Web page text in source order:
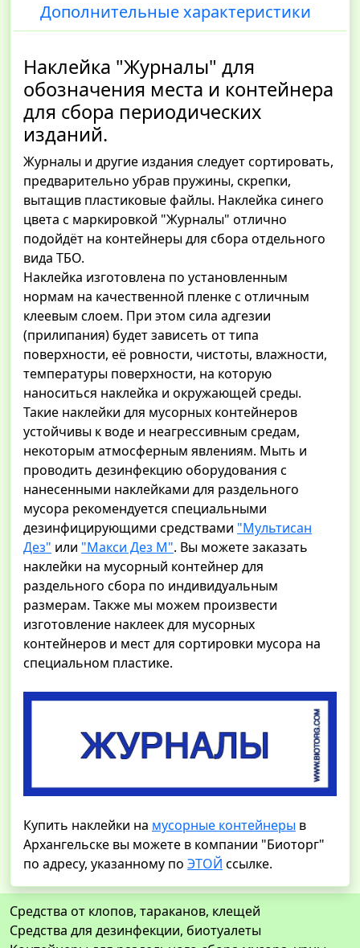
Дополнительные характеристики
Наклейка "Журналы" для
обозначения места и контейнера
для сбора периодических
изданий.
Журналы и другие издания следует сортировать,
предварительно убрав пружины, скрепки,
вытащив пластиковые файлы. Наклейка синего
цвета с маркировкой "Журналы" отлично
подойдёт на контейнеры для сбора отдельного
вида ТБО.
Наклейка изготовлена по установленным
нормам на качественной пленке с отличным
клеевым слоем. При этом сила адгезии
(прилипания) будет зависеть от типа
поверхности, её ровности, чистоты, влажности,
температуры поверхности, на которую
наноситься наклейка и окружающей среды.
Такие наклейки для мусорных контейнеров
устойчивы к воде и неагрессивным средам,
некоторым атмосферным явлениям. Мыть и
проводить дезинфекцию оборудования с
нанесенными наклейками для раздельного
мусора рекомендуется специальными
дезинфицирующими средствами "Мультисан
Дез" или "Макси Дез М". Вы можете заказать
наклейки на мусорный контейнер для
раздельного сбора по индивидуальным
размерам. Также мы можем произвести
изготовление наклеек для мусорных
контейнеров и мест для сортировки мусора на
специальном пластике.
Купить наклейки на мусорные контейнеры в
Архангельске вы можете в компании "Биоторг"
по адресу, указанному по ЭТОЙ ссылке.
Средства от клопов, тараканов, клещей
Средства для дезинфекции, биотуалеты